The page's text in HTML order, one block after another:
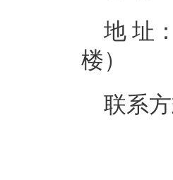
地 址：
楼）
联系方